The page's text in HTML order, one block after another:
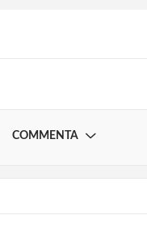
COMMENTA